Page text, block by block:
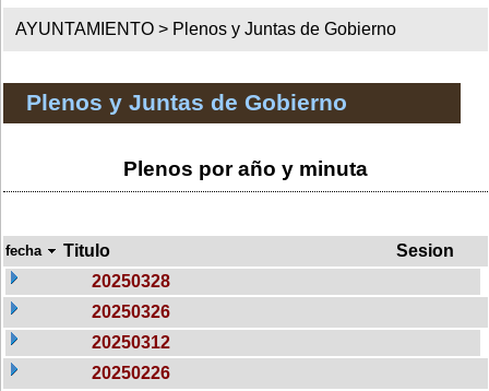
AYUNTAMIENTO > Plenos y Juntas de Gobierno
Plenos y Juntas de Gobierno
Plenos por año y minuta
fecha Titulo
Sesion
20250328
20250326
20250312
20250226